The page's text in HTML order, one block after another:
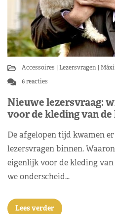
Accessoires Lezersvragen
6 reacties
Nieuwe lezersvraag:
voor de kleding van de
De afgelopen tijd kwamen
lezersvragen binnen.
eigenlijk voor de kleding
we onderscheid…
Lees verder